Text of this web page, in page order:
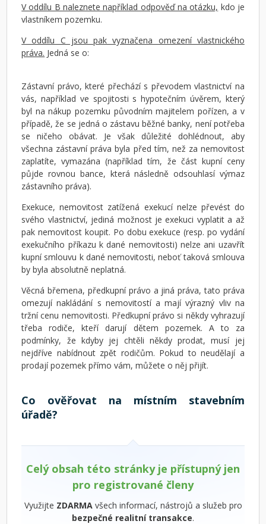
V oddílu B naleznete například odpověď na otázku, kdo je
vlastníkem pozemku.
V oddílu C jsou pak vyznačena omezení vlastnického
práva. Jedná se o:
Zástavní právo, které přechází s převodem vlastnictví na
vás, například ve spojitosti s hypotečním úvěrem, který
byl na nákup pozemku původním majitelem pořízen, a v
případě, že se jedná o zástavu běžné banky, není potřeba
se ničeho obávat. Je však důležité dohlédnout, aby
všechna zástavní práva byla před tím, než za nemovitost
zaplatíte, vymazána (například tím, že část kupní ceny
půjde rovnou bance, která následně odsouhlasí výmaz
zástavního práva).
Exekuce, nemovitost zatížená exekucí nelze převést do
svého vlastnictví, jediná možnost je exekuci vyplatit a až
pak nemovitost koupit. Po dobu exekuce (resp. po vydání
exekučního příkazu k dané nemovitosti) nelze ani uzavřít
kupní smlouvu k dané nemovitosti, neboť taková smlouva
by byla absolutně neplatná.
Věcná břemena, předkupní právo a jiná práva, tato práva
omezují nakládání s nemovitostí a mají výrazný vliv na
tržní cenu nemovitosti. Předkupní právo si někdy vyhrazují
třeba rodiče, kteří darují dětem pozemek. A to za
podmínky, že kdyby jej chtěli někdy prodat, musí jej
nejdříve nabídnout zpět rodičům. Pokud to neudělají a
prodají pozemek přímo vám, můžete o něj přijít.
Co ověřovat na místním stavebním
úřadě?
Celý obsah této stránky je přístupný jen
pro registrované členy
Využijte ZDARMAvšech informací, nástrojů a služeb pro
bezpečné realitní transakce.